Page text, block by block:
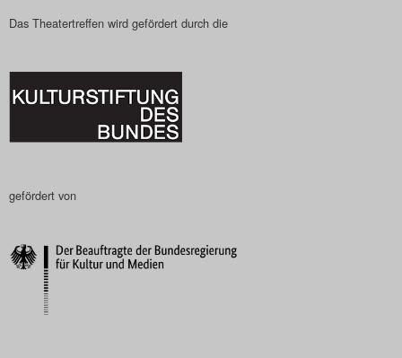
Das Theatertreffen wird gefördert durch die
gefördert von